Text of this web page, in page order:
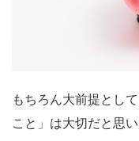
もちろん大前提とし
こと」は大切だと思い